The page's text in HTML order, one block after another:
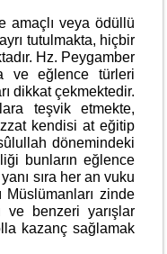
veya ödüllü
tutulmakta, hiçbir
Hz. Peygamber
ve eğlence türleri
dikkat çekmektedir.
teşvik etmekte,
kendisi at eğitip
dönemindeki
bunların eğlence
sıra her an vuku
Müslümanları zinde
ve benzeri yarışlar
kazanç sağlamak